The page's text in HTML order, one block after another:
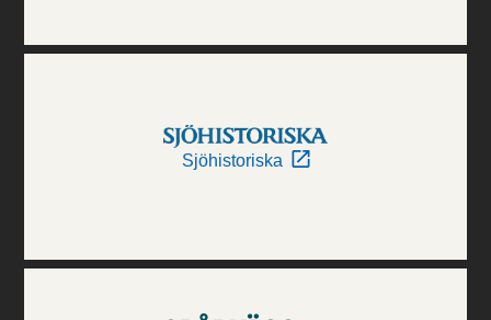
Sjöhistoriska